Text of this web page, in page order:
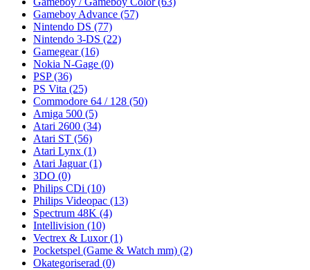
Gameboy Advance (57)
Nintendo DS (77)
Nintendo 3-DS (22)
Gamegear(16)
Nokia N-Gage (0)
PSP(36)
PS Vita (25)
Commodore 64 / 128 (50)
Amiga 500 (5)
Atari 2600 (34)
Atari ST (56)
Atari Lynx (1)
Atari Jaguar(1)
3DO (0)
Philips CDi (10)
Philips Videopac (13)
Spectrum 48K (4)
Intellivision (10)
Vectrex & Luxor(1)
Pocketspel (Game & Watch mm) (2)
Okategoriserad (0)